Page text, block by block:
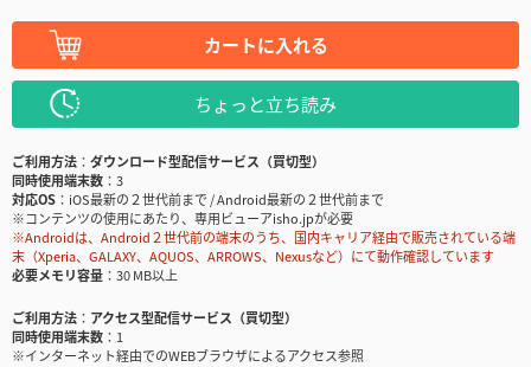
カートに入れる
ちょっと立ち読み
ご利用方法
ダウンロード型配信サービス（買切型）
同時使用端末数
3
対応OS
iOS最新の２世代前まで / Android最新の２世代前まで
※コンテンツの使用にあたり、専用ビューアisho.jpが必要
※Androidは、Android２世代前の端末のうち、国内キャリア経由で販売されている端
末（Xperia、GALAXY、AQUOS、ARROWS、Nexusなど）にて動作確認しています
必要メモリ容量
30 MB以上
ご利用方法
アクセス型配信サービス（買切型）
同時使用端末数
1
※インターネット経由でのWEBブラウザによるアクセス参照